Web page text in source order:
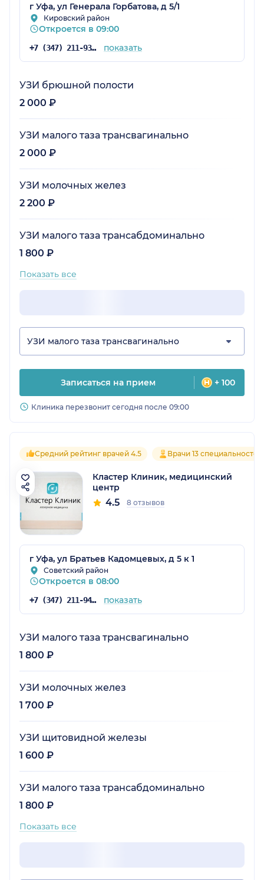
г Уфа, ул Генерала Горбатова, д 5/1
Кировский район
Откроется в 09:00
+7 (347) 211-93-65 показать
УЗИ брюшной полости
2 000 ₽
УЗИ малого таза трансвагинально
2 000 ₽
УЗИ молочных желез
2 200 ₽
УЗИ малого таза трансабдоминально
1 800 ₽
Показать все
УЗИ малого таза трансвагинально
Записаться на прием + 100
Клиника перезвонит сегодня после 09:00
Средний рейтинг врачей 4.5 Врачи 13 специальностей
Кластер Клиник, медицинский
центр
4.5 8 отзывов
г Уфа, ул Братьев Кадомцевых, д 5 к 1
Советский район
Откроется в 08:00
+7 (347) 211-94-08 показать
УЗИ малого таза трансвагинально
1 800 ₽
УЗИ молочных желез
1 700 ₽
УЗИ щитовидной железы
1 600 ₽
УЗИ малого таза трансабдоминально
1 800 ₽
Показать все